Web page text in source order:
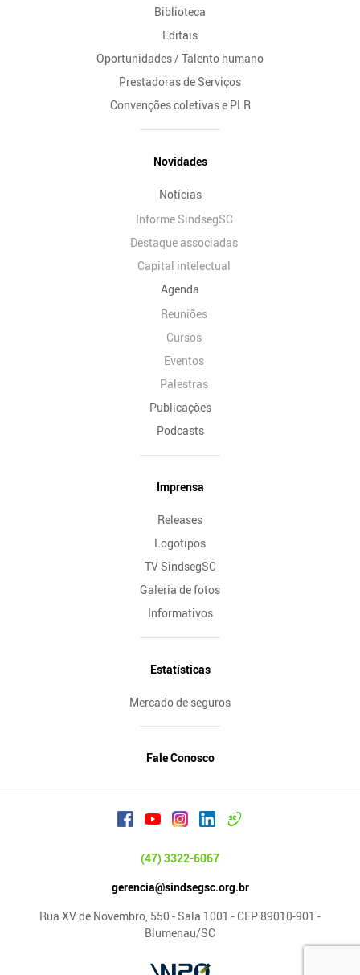
Biblioteca
Editais
Oportunidades / Talento humano
Prestadoras de Serviços
Convenções coletivas e PLR
Novidades
Notícias
Informe SindsegSC
Destaque associadas
Capital intelectual
Agenda
Reuniões
Cursos
Eventos
Palestras
Publicações
Podcasts
Imprensa
Releases
Logotipos
TV SindsegSC
Galeria de fotos
Informativos
Estatísticas
Mercado de seguros
Fale Conosco
(47) 3322-6067
gerencia@sindsegsc.org.br
Rua XV de Novembro, 550 - Sala 1001 - CEP 89010-901 -
Blumenau/SC